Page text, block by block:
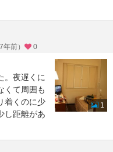
駅から徒
前） 0
。夜遅くに
くて周囲も
着くのに少
し距離があ
1